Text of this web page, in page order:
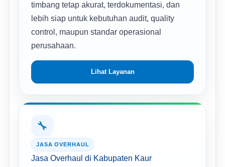
timbang tetap akurat, terdokumentasi, dan
lebih siap untuk kebutuhan audit, quality
control, maupun standar operasional
perusahaan.
Lihat Layanan
🔧
JASA OVERHAUL
Jasa Overhaul di Kabupaten Kaur